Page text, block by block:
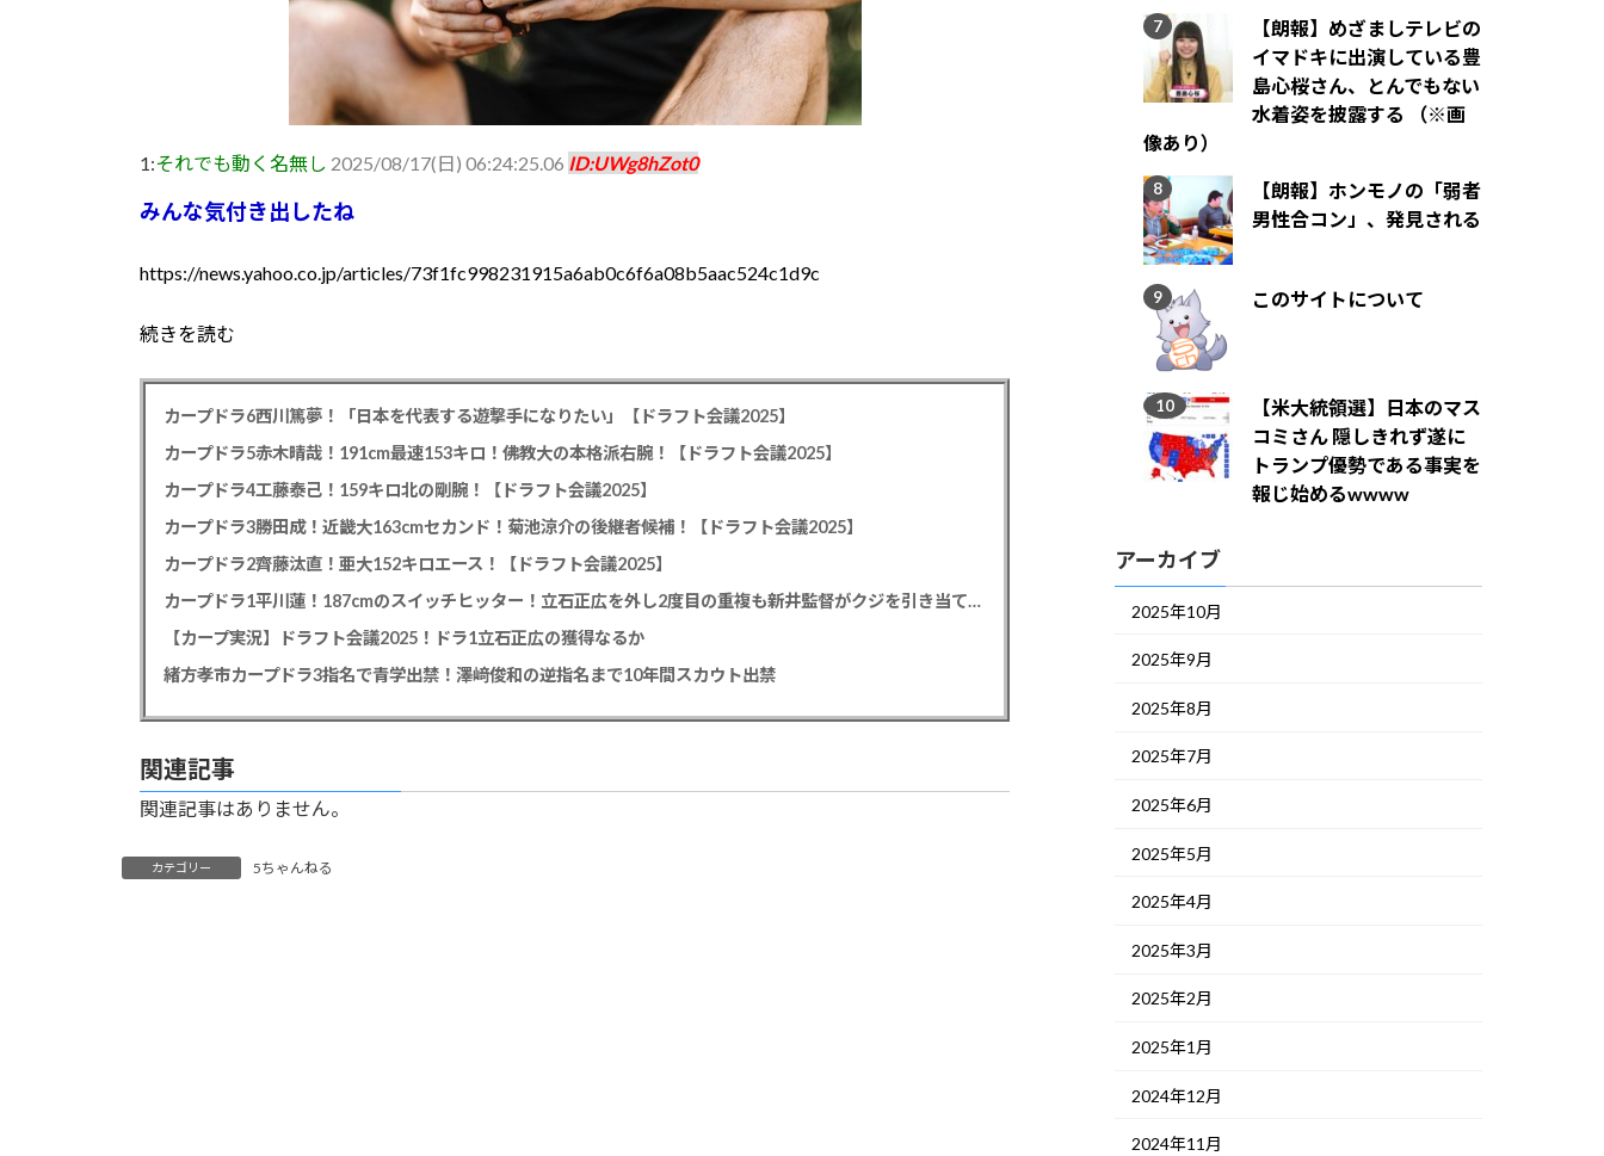
1:それでも動く名無し 2025/08/17(日) 06:24:25.06 ID:UWg8hZot0
みんな気付き出したね
https://news.yahoo.co.jp/articles/73f1fc998231915a6ab0c6f6a08b5aac524c1d9c
続きを読む
カープドラ6西川篤夢！「日本を代表する遊撃手になりたい」【ドラフト会議2025】
カープドラ5赤木晴哉！191cm最速153キロ！佛教大の本格派右腕！【ドラフト会議2025】
カープドラ4工藤泰己！159キロ北の剛腕！【ドラフト会議2025】
カープドラ3勝田成！近畿大163cmセカンド！菊池涼介の後継者候補！【ドラフト会議2025】
カープドラ2齊藤汰直！亜大152キロエース！【ドラフト会議2025】
カープドラ1平川蓮！187cmのスイッチヒッター！立石正広を外し2度目の重複も新井監督がクジを引き当てる！【ドラフト会議2025】
【カープ実況】ドラフト会議2025！ドラ1立石正広の獲得なるか
緒方孝市カープドラ3指名で青学出禁！澤﨑俊和の逆指名まで10年間スカウト出禁
関連記事
関連記事はありません。
カテゴリー 5ちゃんねる
【朗報】めざましテレビの
イマドキに出演している豊
島心桜さん、とんでもない
水着姿を披露する （※画
像あり）
【朗報】ホンモノの「弱者
男性合コン」、発見される
このサイトについて
【米大統領選】日本のマス
コミさん 隠しきれず遂に
トランプ優勢である事実を
報じ始めるwwww
アーカイブ
2025年10月
2025年9月
2025年8月
2025年7月
2025年6月
2025年5月
2025年4月
2025年3月
2025年2月
2025年1月
2024年12月
2024年11月